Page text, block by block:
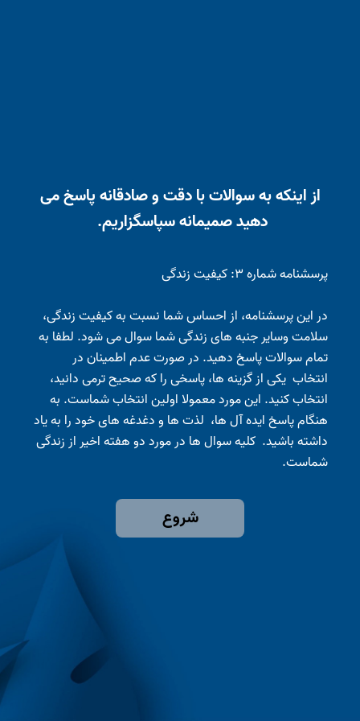
از اینکه به سوالات با دقت و صادقانه پاسخ می
دهید صمیمانه سپاسگزاریم.
پرسشنامه شماره ۳: کیفیت زندگی
در این پرسشنامه، از احساس شما نسبت به کیفیت زندگی،
سلامت وسایر جنبه های زندگی شما سوال می شود. لطفا به
تمام سوالات پاسخ دهید. در صورت عدم اطمینان در
انتخاب یکی از گزینه ها، پاسخی را که صحیح ترمی دانید،
انتخاب کنید. این مورد معمولا اولین انتخاب شماست. به
هنگام پاسخ ایده آل ها، لذت ها و دغدغه های خود را به یاد
داشته باشید. کلیه سوال ها در مورد دو هفته اخیر از زندگی
شماست.
شروع